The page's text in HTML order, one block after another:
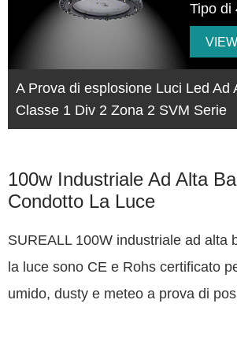
Tipo di
A Prova di esplosione Luci Led Ad
Classe 1 Div 2 Zona 2 SVM Serie
100w Industriale Ad Alta
Condotto La Luce
SUREALL 100W industriale ad alta
la luce sono CE e Rohs certificato
umido, dusty e meteo a prova di